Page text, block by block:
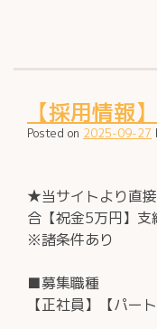
【採用情
Posted on 2025-09-27
★当サイトより直
合【祝金5万円】
※諸条件あり
■募集職種
【正社員】【パー